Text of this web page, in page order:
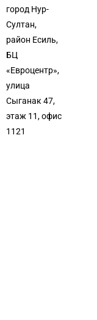
город Нур-
Султан,
район Есиль,
БЦ
«Евроцентр»,
улица
Сыганак 47,
этаж 11, офис
1121